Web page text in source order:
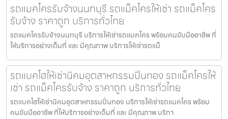
รถแมคโครรับจ้างนนทบุรี รถแม็คโครให้เช่า รถแม็คโคร
รับจ้าง ราคาถูก บริการทั่วไทย
รถแมคโครรับจ้างนนทบุรี บริการให้เช่ารถแมคโคร พร้อมคนขับมืออาชีพ ที่
ให้บริการอย่างเต็มที่ และ มีคุณภาพ บริการให้เช่ารถแม็
รถแบคโฮให้เช่านิคมอุตสาหกรรมปิ่นทอง รถแม็คโครให้
เช่า รถแม็คโครรับจ้าง ราคาถูก บริการทั่วไทย
รถแบคโฮให้เช่านิคมอุตสาหกรรมปิ่นทอง บริการให้เช่ารถแมคโคร พร้อม
คนขับมืออาชีพ ที่ให้บริการอย่างเต็มที่ และ มีคุณภาพ บริกา